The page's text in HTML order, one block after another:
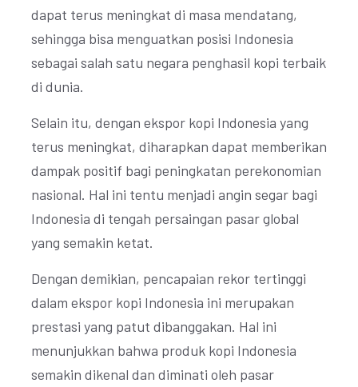
dapat terus meningkat di masa mendatang,
sehingga bisa menguatkan posisi Indonesia
sebagai salah satu negara penghasil kopi terbaik
di dunia.
Selain itu, dengan ekspor kopi Indonesia yang
terus meningkat, diharapkan dapat memberikan
dampak positif bagi peningkatan perekonomian
nasional. Hal ini tentu menjadi angin segar bagi
Indonesia di tengah persaingan pasar global
yang semakin ketat.
Dengan demikian, pencapaian rekor tertinggi
dalam ekspor kopi Indonesia ini merupakan
prestasi yang patut dibanggakan. Hal ini
menunjukkan bahwa produk kopi Indonesia
semakin dikenal dan diminati oleh pasar